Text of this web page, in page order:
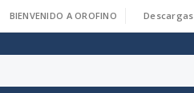
BIENVENIDO A OROFINO Descargas